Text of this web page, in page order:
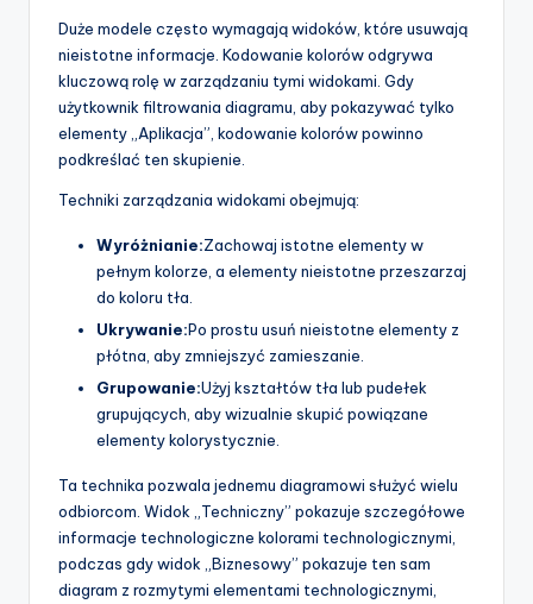
Duże modele często wymagają widoków, które usuwają
nieistotne informacje. Kodowanie kolorów odgrywa
kluczową rolę w zarządzaniu tymi widokami. Gdy
użytkownik filtrowania diagramu, aby pokazywać tylko
elementy „Aplikacja”, kodowanie kolorów powinno
podkreślać ten skupienie.
Techniki zarządzania widokami obejmują:
Wyróżnianie:Zachowaj istotne elementy w
pełnym kolorze, a elementy nieistotne przeszarzaj
do koloru tła.
Ukrywanie:Po prostu usuń nieistotne elementy z
płótna, aby zmniejszyć zamieszanie.
Grupowanie:Użyj kształtów tła lub pudełek
grupujących, aby wizualnie skupić powiązane
elementy kolorystycznie.
Ta technika pozwala jednemu diagramowi służyć wielu
odbiorcom. Widok „Techniczny” pokazuje szczegółowe
informacje technologiczne kolorami technologicznymi,
podczas gdy widok „Biznesowy” pokazuje ten sam
diagram z rozmytymi elementami technologicznymi,